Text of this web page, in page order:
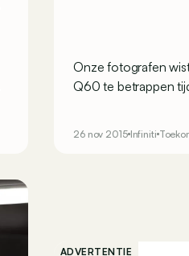
Onze fotografen
Q60 te betrappen
26 nov 2015 Infiniti
ADVERTENTIE